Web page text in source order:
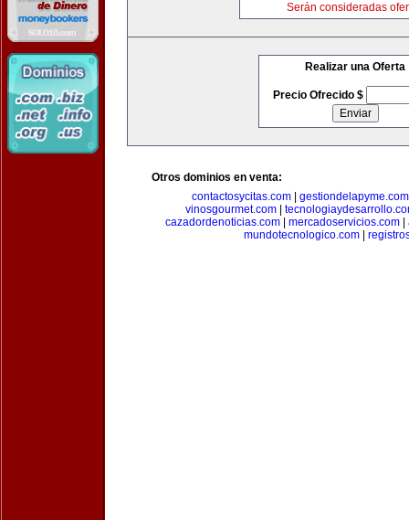
Serán consideradas
Realizar una Oferta
Precio Ofrecido $
Otros dominios en venta:
contactosycitas.com| gestiondelapyme.com
vinosgourmet.com
cazadordenoticias.com
mercadoservicios.com
mundotecnologico.com|